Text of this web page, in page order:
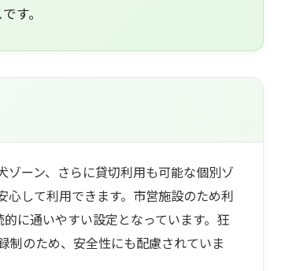
す。
ーン、さらに貸切利用も可能な個別ゾ
して利用できます。市営施設のため利
に通いやすい設定となっています。狂
制のため、安全性にも配慮されていま